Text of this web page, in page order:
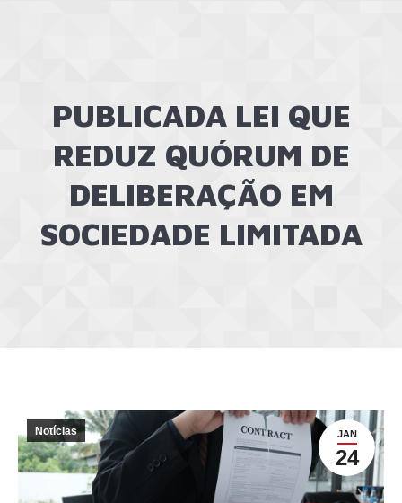
PUBLICADA LEI QUE
REDUZ QUÓRUM DE
DELIBERAÇÃO EM
SOCIEDADE LIMITADA
JAN
24
Notícias